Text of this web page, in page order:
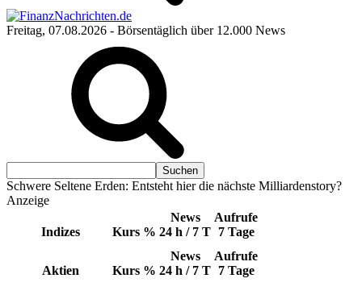
Freitag, 07.08.2026 - Börsentäglich über 12.000 News
Schwere Seltene Erden: Entsteht hier die nächste Milliardenstory?
Anzeige
Indizes Kurs %
News
24 h / 7 T
Aufrufe
7 Tage
Aktien Kurs %
News
24 h / 7 T
Aufrufe
7 Tage